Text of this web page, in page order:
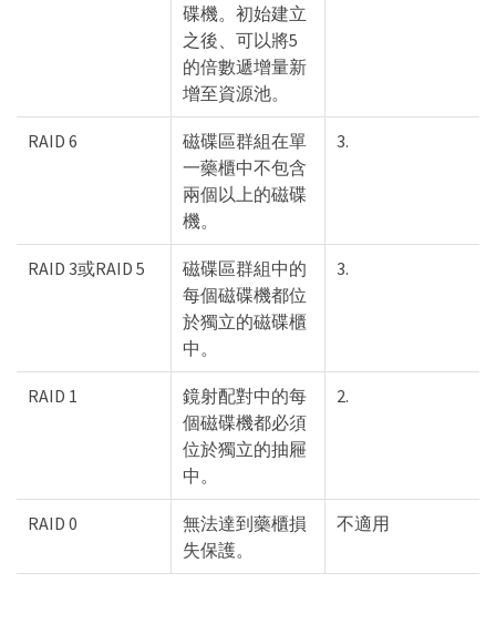
碟機。初始建立
之後、可以將5
的倍數遞增量新
增至資源池。
RAID 6
磁碟區群組在單
一藥櫃中不包含
兩個以上的磁碟
機。
3.
RAID 3或RAID 5
磁碟區群組中的
每個磁碟機都位
於獨立的磁碟櫃
中。
3.
RAID 1
鏡射配對中的每
個磁碟機都必須
位於獨立的抽屜
中。
2.
RAID 0
無法達到藥櫃損
失保護。
不適用